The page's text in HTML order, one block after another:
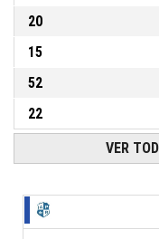
20
15
52
22
VER